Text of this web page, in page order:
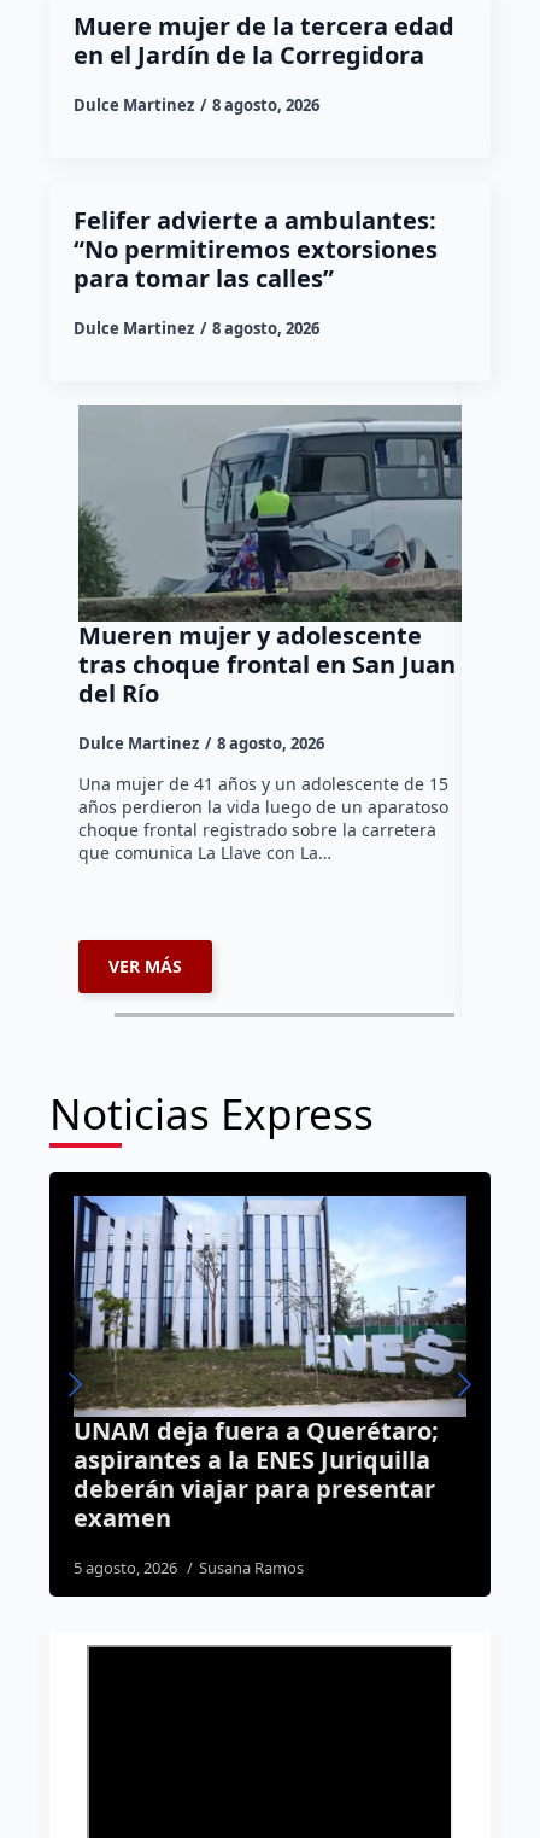
Muere mujer de la tercera edad
en el Jardín de la Corregidora
Dulce Martinez 8 agosto, 2026
Felifer advierte a ambulantes:
“No permitiremos extorsiones
para tomar las calles”
Dulce Martinez 8 agosto, 2026
Mueren mujer y adolescente
tras choque frontal en San Juan
del Río
Dulce Martinez 8 agosto, 2026
Una mujer de 41 años y un adolescente de 15
años perdieron la vida luego de un aparatoso
choque frontal registrado sobre la carretera
que comunica La Llave con La…
VER MÁS
Noticias Express
¿Quieres estudiar un
La UAQ abre registro para la
Maestría en Enseñanza de
4 agosto, 2026